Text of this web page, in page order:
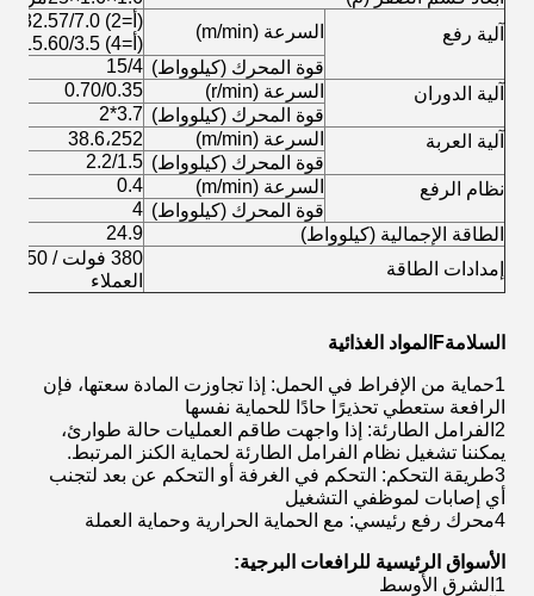
آلية رفع
السرعة (m/min)
(أ=2) 64.15/32.57/7.0
(أ=4) 32.14/15.60/3.5
قوة المحرك (كيلوواط) 15/4
آلية الدوران
السرعة (r/min)
0.70/0.35
قوة المحرك (كيلوواط) 3.7*2
آلية العربة
السرعة (m/min)
38.6،252
قوة المحرك (كيلوواط) 2.2/1.5
نظام الرفع
السرعة (m/min)
0.4
قوة المحرك (كيلوواط) 4
الطاقة الإجمالية (كيلوواط)
24.9
إمدادات الطاقة
العملاء
السلامةF المواد الغذائية
1حماية من الإفراط في الحمل: إذا تجاوزت المادة سعتها، فإن
الرافعة ستعطي تحذيرًا حادًا للحماية نفسها
2الفرامل الطارئة: إذا واجهت طاقم العمليات حالة طوارئ،
يمكننا تشغيل نظام الفرامل الطارئة لحماية الكنز المرتبط.
3طريقة التحكم: التحكم في الغرفة أو التحكم عن بعد لتجنب
أي إصابات لموظفي التشغيل
4محرك رفع رئيسي: مع الحماية الحرارية وحماية العملة
الأسواق الرئيسية للرافعات البرجية:
1الشرق الأوسط